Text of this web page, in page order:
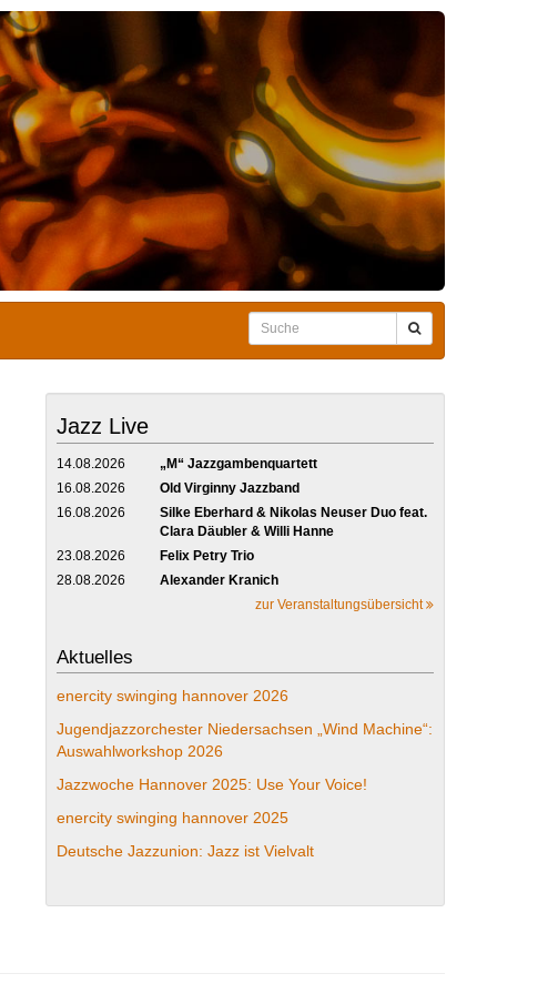
Jazz Live
14.08.2026
„M“ Jazzgambenquartett
16.08.2026
Old Virginny Jazzband
16.08.2026
Silke Eberhard & Nikolas Neuser Duo feat.
Clara Däubler & Willi Hanne
23.08.2026
Felix Petry Trio
28.08.2026
Alexander Kranich
zur Veranstaltungsübersicht
Aktuelles
enercity swinging hannover 2026
Jugendjazzorchester Niedersachsen „Wind Machine“:
Auswahlworkshop 2026
Jazzwoche Hannover 2025: Use Your Voice!
enercity swinging hannover 2025
Deutsche Jazzunion: Jazz ist Vielvalt